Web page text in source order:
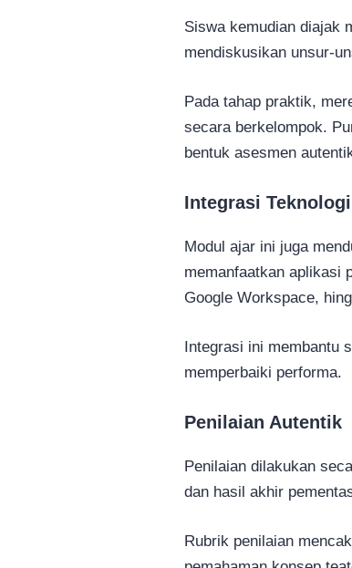
Siswa kemudian diajak
mendiskusikan unsur-
Pada tahap praktik,
secara berkelompok.
bentuk asesmen
Integrasi
Modul ajar ini juga
memanfaatkan aplikasi
Google Workspace,
Integrasi ini membantu
memperbaiki performa.
Penilaian Autentik
Penilaian dilakukan
dan hasil akhir
Rubrik penilaian